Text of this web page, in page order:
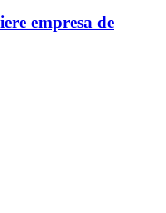
empresa de